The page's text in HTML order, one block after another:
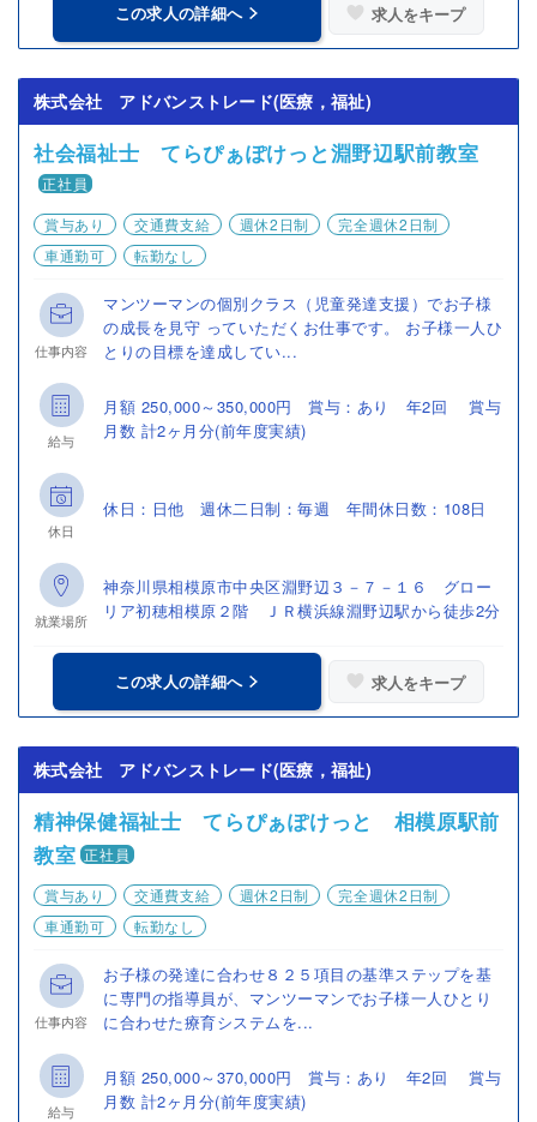
この求人の詳細へ 求人をキープ
株式会社 アドバンストレード(医療，福祉)
社会福祉士 てらぴぁぽけっと淵野辺駅前教室
正社員
賞与あり
交通費支給 週休2日制
完全週休2日制
車通勤可
転勤なし
仕事内容
マンツーマンの個別クラス（児童発達支援）でお子様
の成長を見守 っていただくお仕事です。 お子様一人ひ
とりの目標を達成してい...
給与
月額 250,000～350,000円 賞与：あり 年2回 賞与
月数 計2ヶ月分(前年度実績)
休日
休日：日他 週休二日制：毎週 年間休日数：108日
就業場所
神奈川県相模原市中央区淵野辺３－７－１６ グロー
リア初穂相模原２階 ＪＲ横浜線淵野辺駅から徒歩2分
この求人の詳細へ 求人をキープ
株式会社 アドバンストレード(医療，福祉)
精神保健福祉士 てらぴぁぽけっと 相模原駅前
教室 正社員
賞与あり
交通費支給 週休2日制
完全週休2日制
車通勤可
転勤なし
仕事内容
お子様の発達に合わせ８２５項目の基準ステップを基
に専門の指導員が、マンツーマンでお子様一人ひとり
に合わせた療育システムを...
給与
月額 250,000～370,000円 賞与：あり 年2回 賞与
月数 計2ヶ月分(前年度実績)